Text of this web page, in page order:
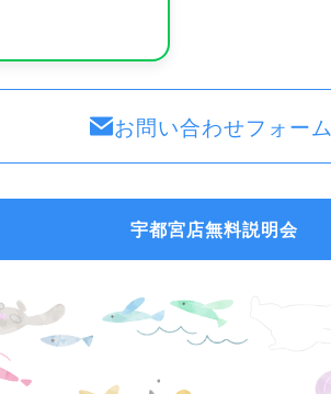
お問い合わせフォーム
宇都宮店無料説明会